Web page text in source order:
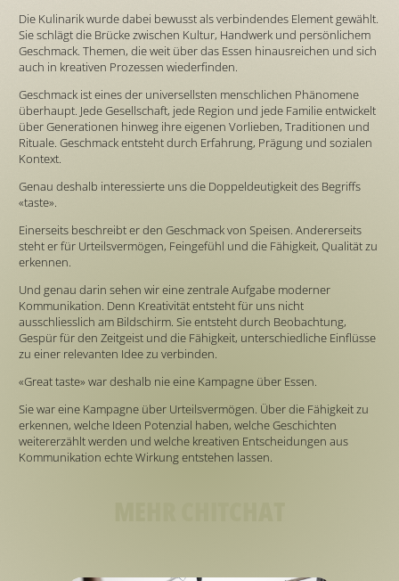
Die Kulinarik wurde dabei bewusst als verbindendes Element gewählt.
Sie schlägt die Brücke zwischen Kultur, Handwerk und persönlichem
Geschmack. Themen, die weit über das Essen hinausreichen und sich
auch in kreativen Prozessen wiederfinden.
Geschmack ist eines der universellsten menschlichen Phänomene
überhaupt. Jede Gesellschaft, jede Region und jede Familie entwickelt
über Generationen hinweg ihre eigenen Vorlieben, Traditionen und
Rituale. Geschmack entsteht durch Erfahrung, Prägung und sozialen
Kontext.
Genau deshalb interessierte uns die Doppeldeutigkeit des Begriffs
«taste».
Einerseits beschreibt er den Geschmack von Speisen. Andererseits
steht er für Urteilsvermögen, Feingefühl und die Fähigkeit, Qualität zu
erkennen.
Und genau darin sehen wir eine zentrale Aufgabe moderner
Kommunikation. Denn Kreativität entsteht für uns nicht
ausschliesslich am Bildschirm. Sie entsteht durch Beobachtung,
Gespür für den Zeitgeist und die Fähigkeit, unterschiedliche Einflüsse
zu einer relevanten Idee zu verbinden.
«Great taste» war deshalb nie eine Kampagne über Essen.
Sie war eine Kampagne über Urteilsvermögen. Über die Fähigkeit zu
erkennen, welche Ideen Potenzial haben, welche Geschichten
weitererzählt werden und welche kreativen Entscheidungen aus
Kommunikation echte Wirkung entstehen lassen.